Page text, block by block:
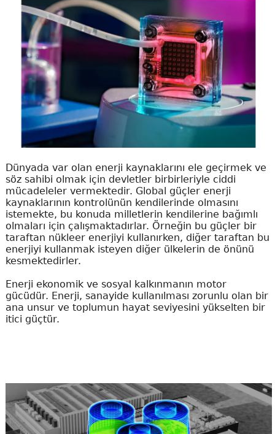
Dünyada var olan enerji kaynaklarını ele geçirmek ve
söz sahibi olmak için devletler birbirleriyle ciddi
mücadeleler vermektedir. Global güçler enerji
kaynaklarının kontrolünün kendilerinde olmasını
istemekte, bu konuda milletlerin kendilerine bağımlı
olmaları için çalışmaktadırlar. Örneğin bu güçler bir
taraftan nükleer enerjiyi kullanırken, diğer taraftan bu
enerjiyi kullanmak isteyen diğer ülkelerin de önünü
kesmektedirler.
Enerji ekonomik ve sosyal kalkınmanın motor
gücüdür. Enerji, sanayide kullanılması zorunlu olan bir
ana unsur ve toplumun hayat seviyesini yükselten bir
itici güçtür.